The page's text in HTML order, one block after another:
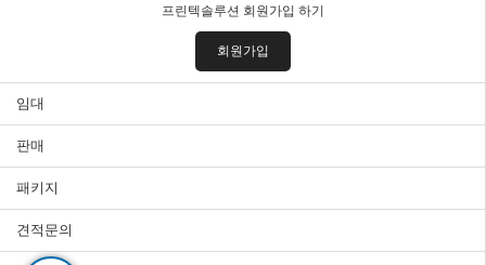
프린텍솔루션 회원가입 하기
회원가입
임대
판매
패키지
견적문의